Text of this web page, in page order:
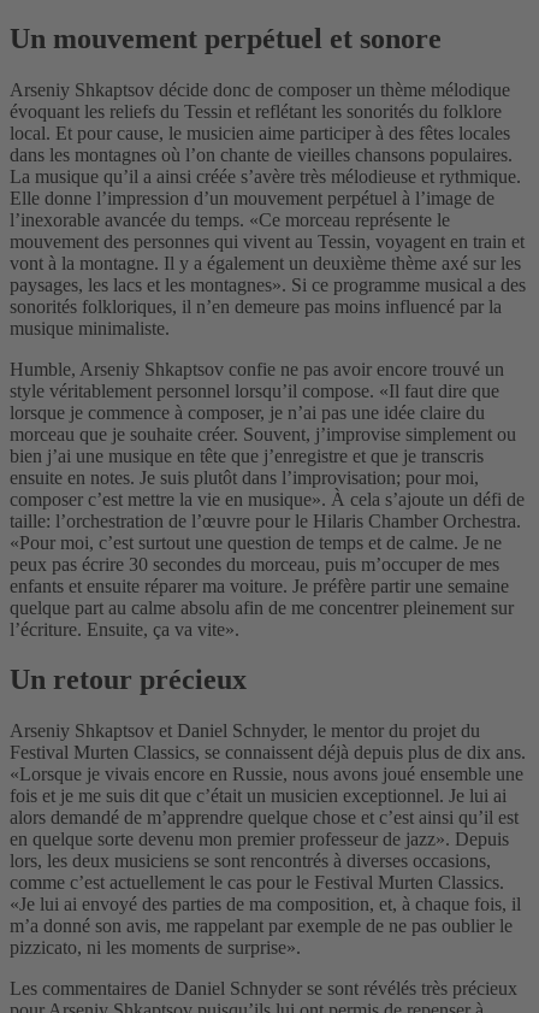
Un mouvement perpétuel et sonore
Arseniy Shkaptsov décide donc de composer un thème mélodique
évoquant les reliefs du Tessin et reflétant les sonorités du folklore
local. Et pour cause, le musicien aime participer à des fêtes locales
dans les montagnes où l’on chante de vieilles chansons populaires.
La musique qu’il a ainsi créée s’avère très mélodieuse et rythmique.
Elle donne l’impression d’un mouvement perpétuel à l’image de
l’inexorable avancée du temps. «Ce morceau représente le
mouvement des personnes qui vivent au Tessin, voyagent en train et
vont à la montagne. Il y a également un deuxième thème axé sur les
paysages, les lacs et les montagnes». Si ce programme musical a des
sonorités folkloriques, il n’en demeure pas moins influencé par la
musique minimaliste.
Humble, Arseniy Shkaptsov confie ne pas avoir encore trouvé un
style véritablement personnel lorsqu’il compose. «Il faut dire que
lorsque je commence à composer, je n’ai pas une idée claire du
morceau que je souhaite créer. Souvent, j’improvise simplement ou
bien j’ai une musique en tête que j’enregistre et que je transcris
ensuite en notes. Je suis plutôt dans l’improvisation; pour moi,
composer c’est mettre la vie en musique». À cela s’ajoute un défi de
taille: l’orchestration de l’œuvre pour le Hilaris Chamber Orchestra.
«Pour moi, c’est surtout une question de temps et de calme. Je ne
peux pas écrire 30 secondes du morceau, puis m’occuper de mes
enfants et ensuite réparer ma voiture. Je préfère partir une semaine
quelque part au calme absolu afin de me concentrer pleinement sur
l’écriture. Ensuite, ça va vite».
Un retour précieux
Arseniy Shkaptsov et Daniel Schnyder, le mentor du projet du
Festival Murten Classics, se connaissent déjà depuis plus de dix ans.
«Lorsque je vivais encore en Russie, nous avons joué ensemble une
fois et je me suis dit que c’était un musicien exceptionnel. Je lui ai
alors demandé de m’apprendre quelque chose et c’est ainsi qu’il est
en quelque sorte devenu mon premier professeur de jazz». Depuis
lors, les deux musiciens se sont rencontrés à diverses occasions,
comme c’est actuellement le cas pour le Festival Murten Classics.
«Je lui ai envoyé des parties de ma composition, et, à chaque fois, il
m’a donné son avis, me rappelant par exemple de ne pas oublier le
pizzicato, ni les moments de surprise».
Les commentaires de Daniel Schnyder se sont révélés très précieux